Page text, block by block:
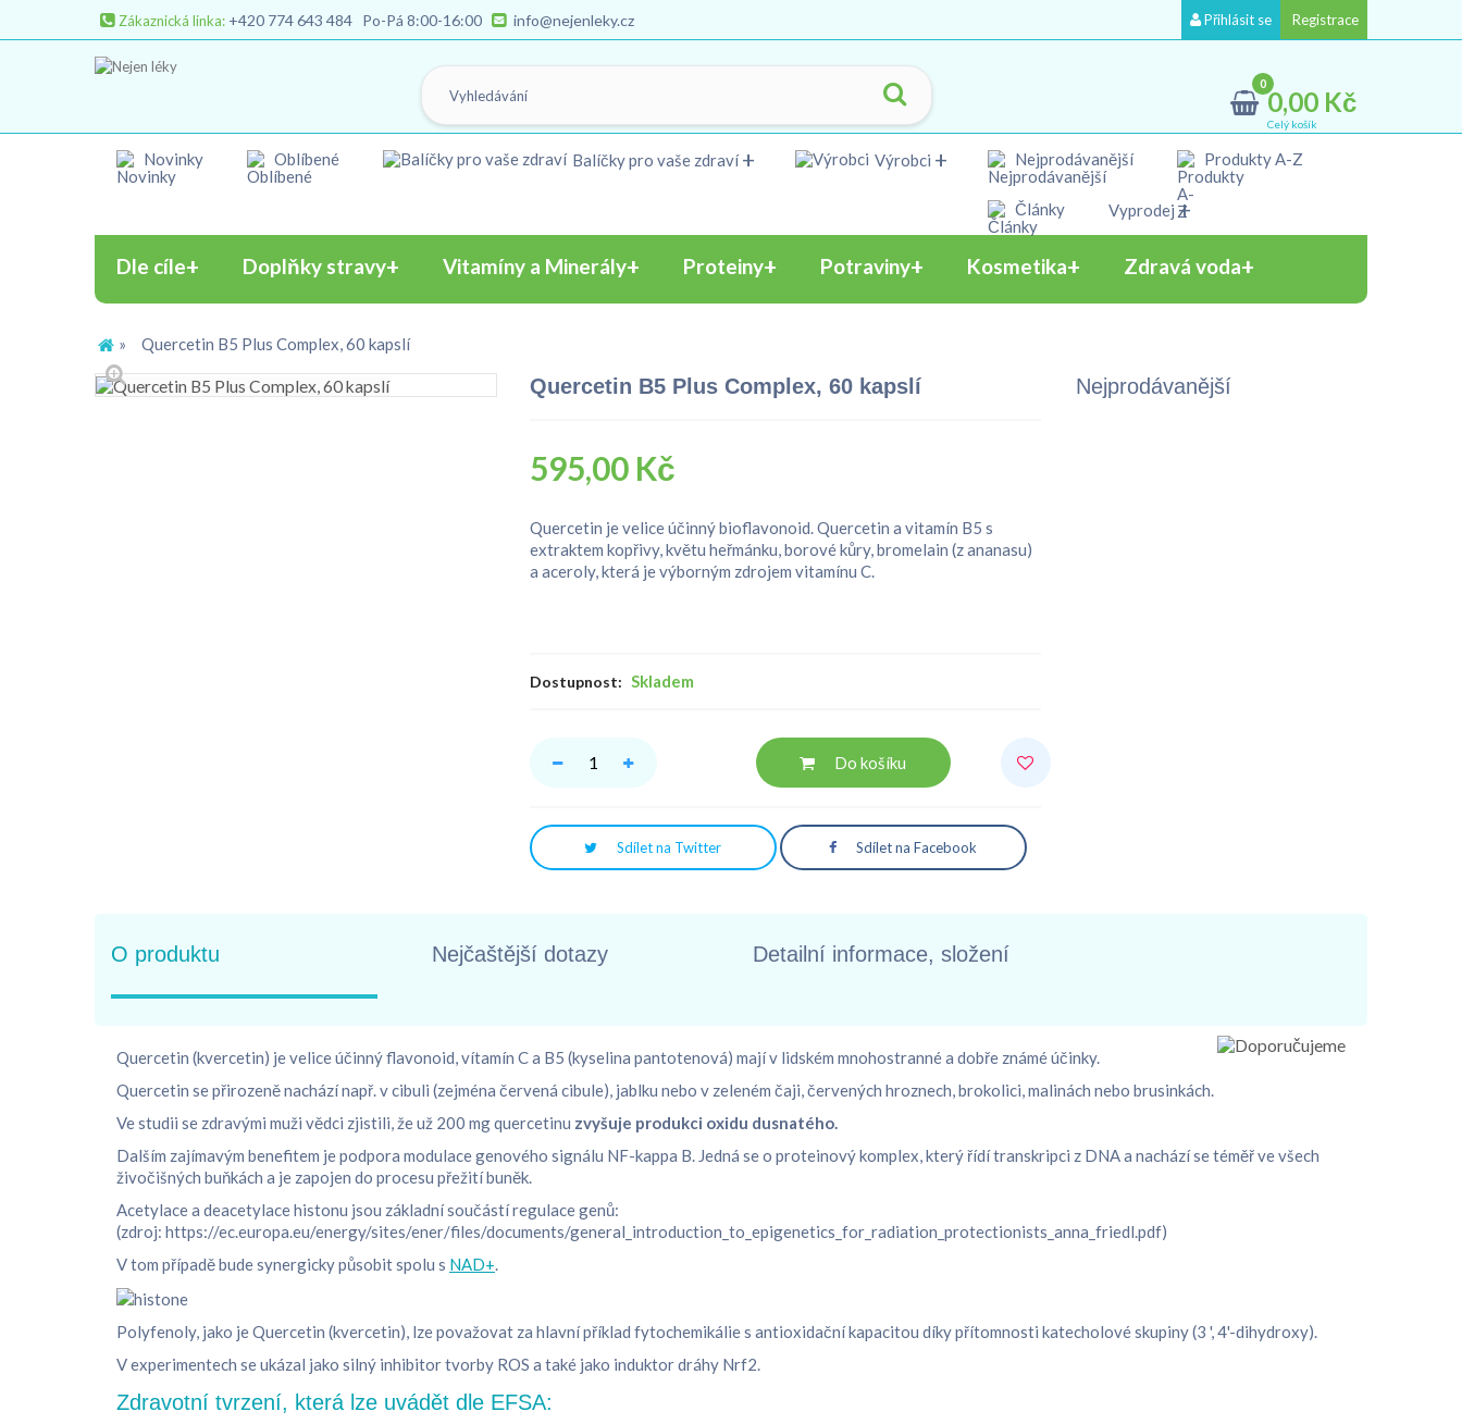
Přihlásit se Registrace
Zákaznická linka: +420 774 643 484 Po-Pá 8:00-16:00 info@nejenleky.cz
Celý košík
0
0,00 Kč
Novinky Oblíbené Balíčky pro vaše zdraví Výrobci Nejprodávanější Produkty A-Z
Články Vyprodej
Dle cíle Doplňky stravy Vitamíny a Minerály Proteiny Potraviny Kosmetika Zdravá voda
» Quercetin B5 Plus Complex, 60 kapslí
Quercetin B5 Plus Complex, 60 kapslí
595,00 Kč
Quercetin je velice účinný bioflavonoid. Quercetin a vitamín B5 s
extraktem kopřivy, květu heřmánku, borové kůry, bromelain (z ananasu)
a aceroly, která je výborným zdrojem vitamínu C.
Dostupnost: Skladem
Do košíku
Sdílet na Twitter Sdílet na Facebook
Nejprodávanější
O produktu Nejčaštější dotazy Detailní informace, složení
Quercetin (kvercetin) je velice účinný flavonoid, vítamín C a B5 (kyselina pantotenová) mají v lidském mnohostranné a dobře známé účinky.
Quercetin se přirozeně nachází např. v cibuli (zejména červená cibule), jablku nebo v zeleném čaji, červených hroznech, brokolici, malinách nebo brusinkách.
Ve studii se zdravými muži vědci zjistili, že už 200 mg quercetinu zvyšuje produkci oxidu dusnatého.
Dalším zajímavým benefitem je podpora modulace genového signálu NF-kappa B. Jedná se o proteinový komplex, který řídí transkripci z DNA a nachází se téměř ve všech
živočišných buňkách a je zapojen do procesu přežití buněk.
Acetylace a deacetylace histonu jsou základní součástí regulace genů:
(zdroj: https://ec.europa.eu/energy/sites/ener/files/documents/general_introduction_to_epigenetics_for_radiation_protectionists_anna_friedl.pdf)
V tom případě bude synergicky působit spolu s NAD+.
Polyfenoly, jako je Quercetin (kvercetin), lze považovat za hlavní příklad fytochemikálie s antioxidační kapacitou díky přítomnosti katecholové skupiny (3 ', 4'-dihydroxy).
V experimentech se ukázal jako silný inhibitor tvorby ROS a také jako induktor dráhy Nrf2.
Zdravotní tvrzení, která lze uvádět dle EFSA: